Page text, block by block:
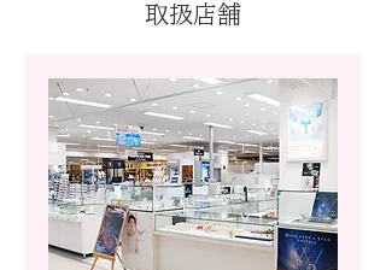
取扱店舗